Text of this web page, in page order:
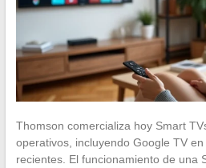
Thomson comercializa hoy Smart
operativos, incluyendo Google TV
recientes. El funcionamiento de una